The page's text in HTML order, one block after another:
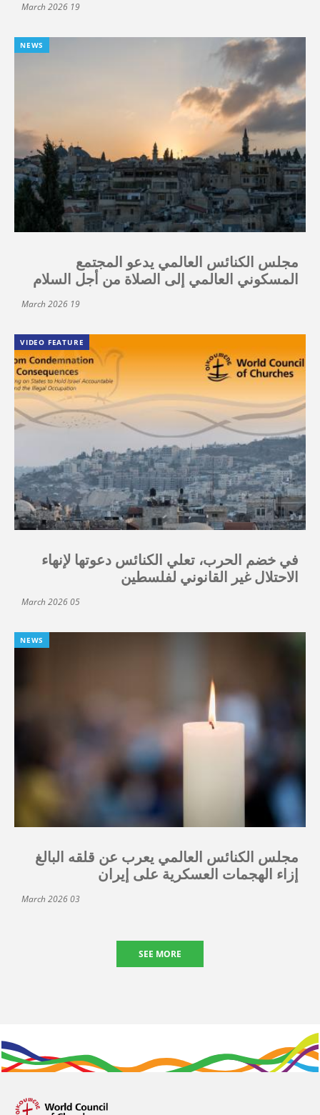
19 March 2026
NEWS
مجلس الكنائس العالمي يدعو المجتمع
المسكوني العالمي إلى الصلاة من أجل السلام
19 March 2026
VIDEO FEATURE
في خضم الحرب، تعلي الكنائس دعوتها لإنهاء
الاحتلال غير القانوني لفلسطين
05 March 2026
NEWS
مجلس الكنائس العالمي يعرب عن قلقه البالغ
إزاء الهجمات العسكرية على إيران
03 March 2026
SEE MORE